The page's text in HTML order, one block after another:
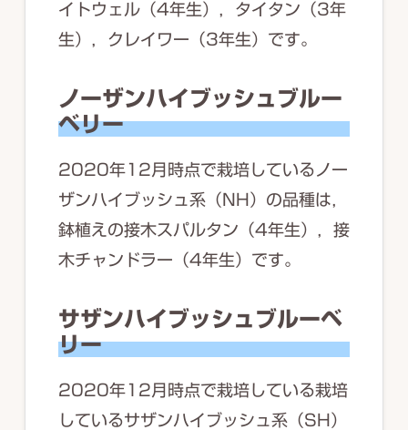
イトウェル（4年生），タイタン（3年
生），クレイワー（3年生）です。
ノーザンハイブッシュブルー
ベリー
2020年12月時点で栽培しているノー
ザンハイブッシュ系（NH）の品種は，
鉢植えの接木スパルタン（4年生），接
木チャンドラー（4年生）です。
サザンハイブッシュブルーベ
リー
2020年12月時点で栽培している栽培
しているサザンハイブッシュ系（SH）